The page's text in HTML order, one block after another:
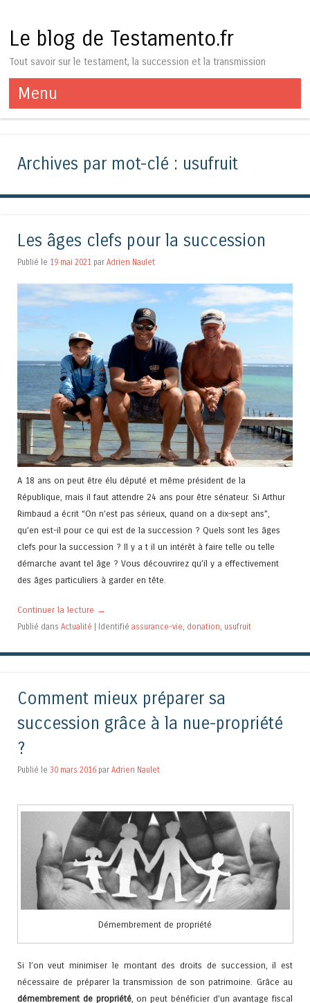
Le blog de Testamento.fr
Tout savoir sur le testament, la succession et la transmission
Menu
Aller au contenu
Archives par mot-clé : usufruit
Les âges clefs pour la succession
Publié le 19 mai 2021 par Adrien Naulet
A 18 ans on peut être élu député et même président de la
République, mais il faut attendre 24 ans pour être sénateur. Si Arthur
Rimbaud a écrit “On n’est pas sérieux, quand on a dix-sept ans”,
qu’en est-il pour ce qui est de la succession ? Quels sont les âges
clefs pour la succession ? Il y a t il un intérêt à faire telle ou telle
démarche avant tel âge ? Vous découvrirez qu’il y a effectivement
des âges particuliers à garder en tête.
Continuer la lecture →
Publié dans Actualité Identifié assurance-vie, donation, usufruit
Comment mieux préparer sa
succession grâce à la nue-propriété
?
Publié le 30 mars 2016 par Adrien Naulet
Démembrement de propriété
Si l’on veut minimiser le montant des droits de succession, il est
nécessaire de préparer la transmission de son patrimoine. Grâce au
démembrement de propriété, on peut bénéficier d’un avantage fiscal